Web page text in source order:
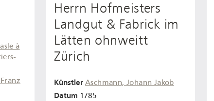
à
Herrn Hofmeisters
Landgut & Fabrick im
Lätten ohnweitt
Zürich
Künstler Aschmann, Johann Jakob
Datum 1785